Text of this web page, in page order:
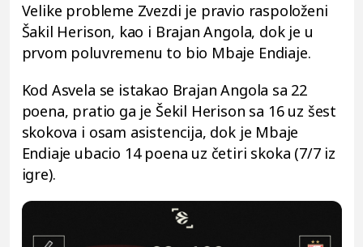
Velike probleme Zvezdi je pravio raspoloženi
Šakil Herison, kao i Brajan Angola, dok je u
prvom poluvremenu to bio Mbaje Endiaje.
Kod Asvela se istakao Brajan Angola sa 22
poena, pratio ga je Šekil Herison sa 16 uz šest
skokova i osam asistencija, dok je Mbaje
Endiaje ubacio 14 poena uz četiri skoka (7/7 iz
igre).